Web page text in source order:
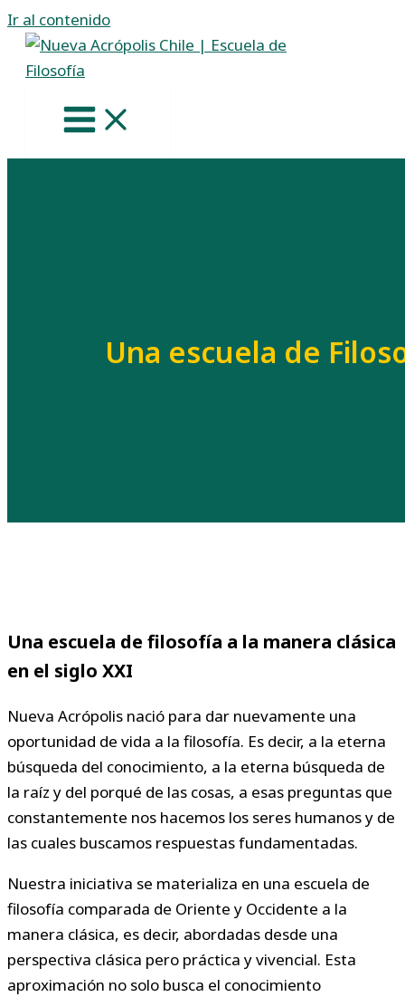
Ir al contenido
Una escuela de
Una escuela de filosofía a la manera clásica
en el siglo XXI
Nueva Acrópolis nació para dar nuevamente una
oportunidad de vida a la filosofía. Es decir, a la eterna
búsqueda del conocimiento, a la eterna búsqueda de
la raíz y del porqué de las cosas, a esas preguntas que
constantemente nos hacemos los seres humanos y de
las cuales buscamos respuestas fundamentadas.
Nuestra iniciativa se materializa en una escuela de
filosofía comparada de Oriente y Occidente a la
manera clásica, es decir, abordadas desde una
perspectiva clásica pero práctica y vivencial. Esta
aproximación no solo busca el conocimiento